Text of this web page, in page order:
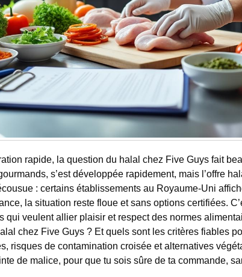
rapide, la question du halal chez Five Guys fait
s’est développée rapidement, mais l’offre
: certains établissements au Royaume-Uni
la situation reste floue et sans options certifiées.
qui veulent allier plaisir et respect des normes
chez Five Guys ? Et quels sont les critères fiables
risques de contamination croisée et alternatives
de malice, pour que tu sois sûre de ta commande,